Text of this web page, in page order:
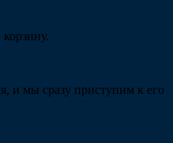
и мы сразу приступим к его